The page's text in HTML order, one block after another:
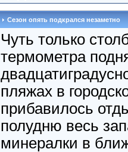
Сезон опять подкрался незаметно
Чуть только
термометра
пляжах в
прибавилось
полудню весь
минералки в